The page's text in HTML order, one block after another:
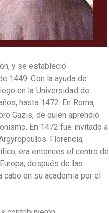
y se estableció
1449. Con la ayuda de
en la Universidad de
hasta 1472. En Roma,
Gazis, de quien aprendió
En 1472 fue invitado a
Florencia,
era entonces el centro de
después de las
en su academia por el